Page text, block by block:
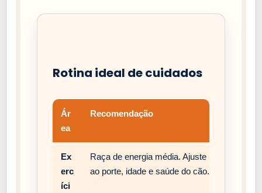
Rotina ideal de cuidados
Ár
ea
Recomendação
Ex
erc
íci
Raça de energia média. Ajuste passeios,
ao porte, idade e saúde do cão.